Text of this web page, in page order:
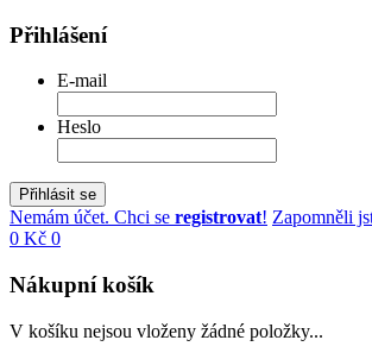
Přihlášení
E-mail
Heslo
Přihlásit se
Nemám účet. Chci se registrovat! Zapomněli
0 Kč 0
Nákupní košík
V košíku nejsou vloženy žádné položky...